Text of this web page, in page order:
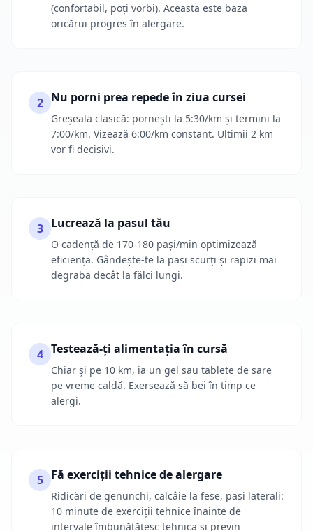
(confortabil, poți vorbi). Aceasta este baza
oricărui progres în alergare.
2 Nu porni prea repede în ziua cursei
Greșeala clasică: pornești la 5:30/km și termini la
7:00/km. Vizează 6:00/km constant. Ultimii 2 km
vor fi decisivi.
3 Lucrează la pasul tău
O cadență de 170-180 pași/min optimizează
eficiența. Gândește-te la pași scurți și rapizi mai
degrabă decât la fălci lungi.
4 Testează-ți alimentația în cursă
Chiar și pe 10 km, ia un gel sau tablete de sare
pe vreme caldă. Exersează să bei în timp ce
alergi.
5 Fă exerciții tehnice de alergare
Ridicări de genunchi, călcâie la fese, pași laterali:
10 minute de exerciții tehnice înainte de
intervale îmbunătățesc tehnica și previn